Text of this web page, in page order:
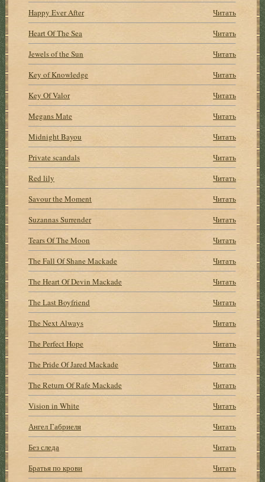
Happy Ever After
Читать
Heart Of The Sea
Читать
Jewels of the Sun
Читать
Key of Knowledge
Читать
Key Of Valor
Читать
Megans Mate
Читать
Midnight Bayou
Читать
Private scandals
Читать
Red lily
Читать
Savour the Moment
Читать
Suzannas Surrender
Читать
Tears Of The Moon
Читать
The Fall Of Shane Mackade
Читать
The Heart Of Devin Mackade
Читать
The Last Boyfriend
Читать
The Next Always
Читать
The Perfect Hope
Читать
The Pride Of Jared Mackade
Читать
The Return Of Rafe Mackade
Читать
Vision in White
Читать
Ангел Габриеля
Читать
Без следа
Читать
Братья по крови
Читать